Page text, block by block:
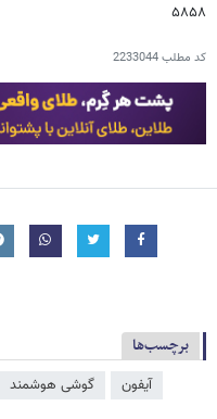
۵۸۵۸
کد مطلب2233044
برچسب‌ها
آیفون گوشی هوشمند